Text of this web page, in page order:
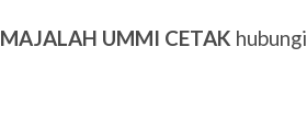
MAJALAH UMMI CETAK hubungi